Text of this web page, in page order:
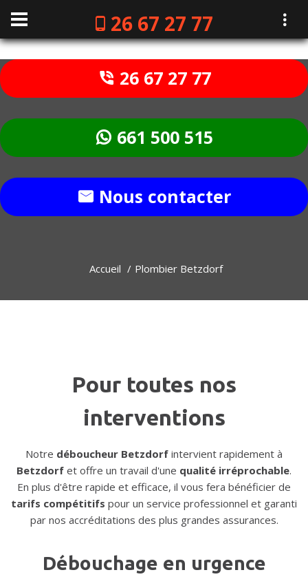
26 67 27 77
26 67 27 77
661 500 515
Nous contacter
Accueil Plombier Betzdorf
Pour toutes nos
interventions
Notre déboucheur Betzdorf intervient rapidement à
Betzdorf et offre un travail d'une qualité irréprochable.
En plus d'être rapide et efficace, il vous fera bénéficier de
tarifs compétitifs pour un service professionnel et garanti
par nos accréditations des plus grandes assurances.
Débouchage en urgence